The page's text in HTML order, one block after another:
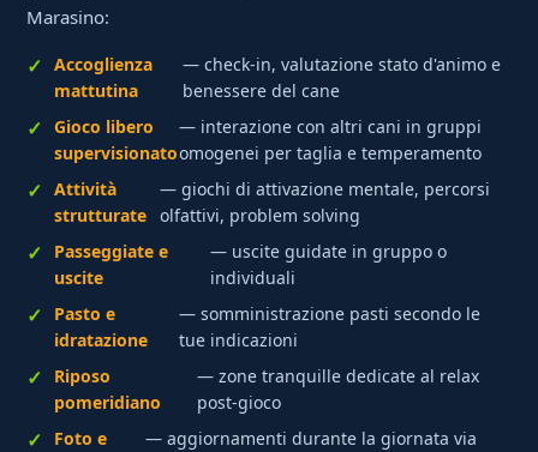
Marasino:
Accoglienza
mattutina
— check-in, valutazione stato d'animo e
benessere del cane
Gioco libero
supervisionato
— interazione con altri cani in gruppi
omogenei per taglia e temperamento
Attività
strutturate
— giochi di attivazione mentale, percorsi
olfattivi, problem solving
Passeggiate e
uscite
— uscite guidate in gruppo o
individuali
Pasto e
idratazione
— somministrazione pasti secondo le
tue indicazioni
Riposo
pomeridiano
— zone tranquille dedicate al relax
post-gioco
Foto e
— aggiornamenti durante la giornata via